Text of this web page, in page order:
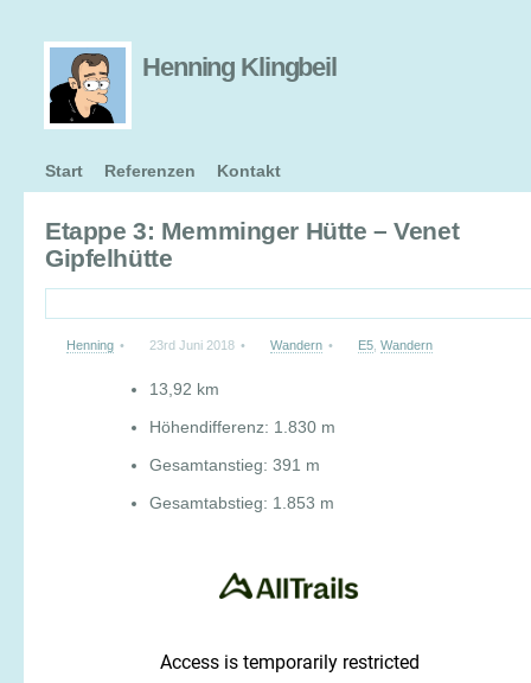
Henning Klingbeil
Start Referenzen Kontakt
Etappe 3: Memminger Hütte – Venet
Gipfelhütte
Henning • 23rd Juni 2018 • Wandern • E5 Wandern
13,92 km
Höhendifferenz: 1.830 m
Gesamtanstieg: 391 m
Gesamtabstieg: 1.853 m